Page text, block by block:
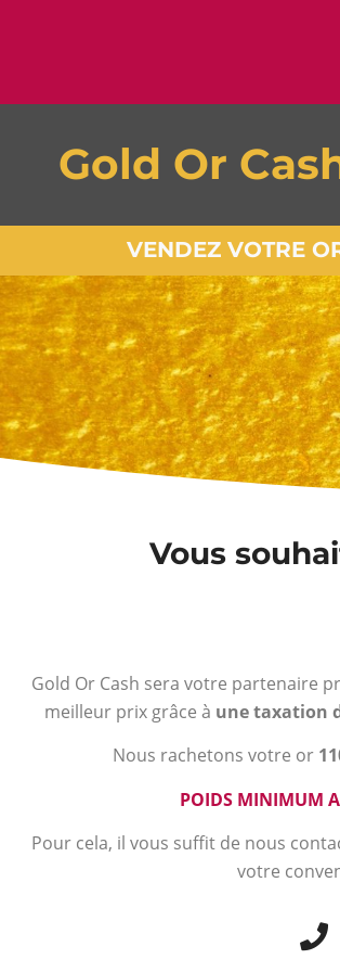
Gold Or
VENDEZ VOTRE
Vous
Gold Or Cash sera votre partenaire
meilleur prix grâce à une taxation
Nous rachetons votre or
POIDS MINIMUM
Pour cela, il vous suffit de nous
votre